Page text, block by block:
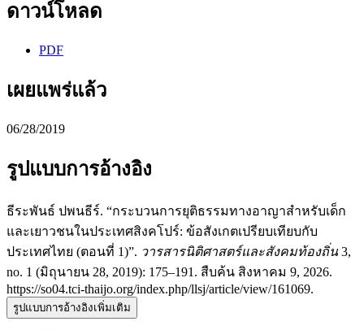
ดาวน์โหลด
PDF
เผยแพร่แล้ว
06/28/2019
รูปแบบการอ้างอิง
ธีระพันธ์ ปพนธีร์. “กระบวนการยุติธรรมทางอาญาสำหรับเด็ก
และเยาวชนในประเทศสิงคโปร์: ข้อสังเกตเปรียบเทียบกับ
ประเทศไทย (ตอนที่ 1)”. วารสารนิติศาสตร์และสังคมท้องถิ่น 3,
no. 1 (มิถุนายน 28, 2019): 175–191. สืบค้น สิงหาคม 9, 2026.
https://so04.tci-thaijo.org/index.php/llsj/article/view/161069.
รูปแบบการอ้างอิงเพิ่มเติม